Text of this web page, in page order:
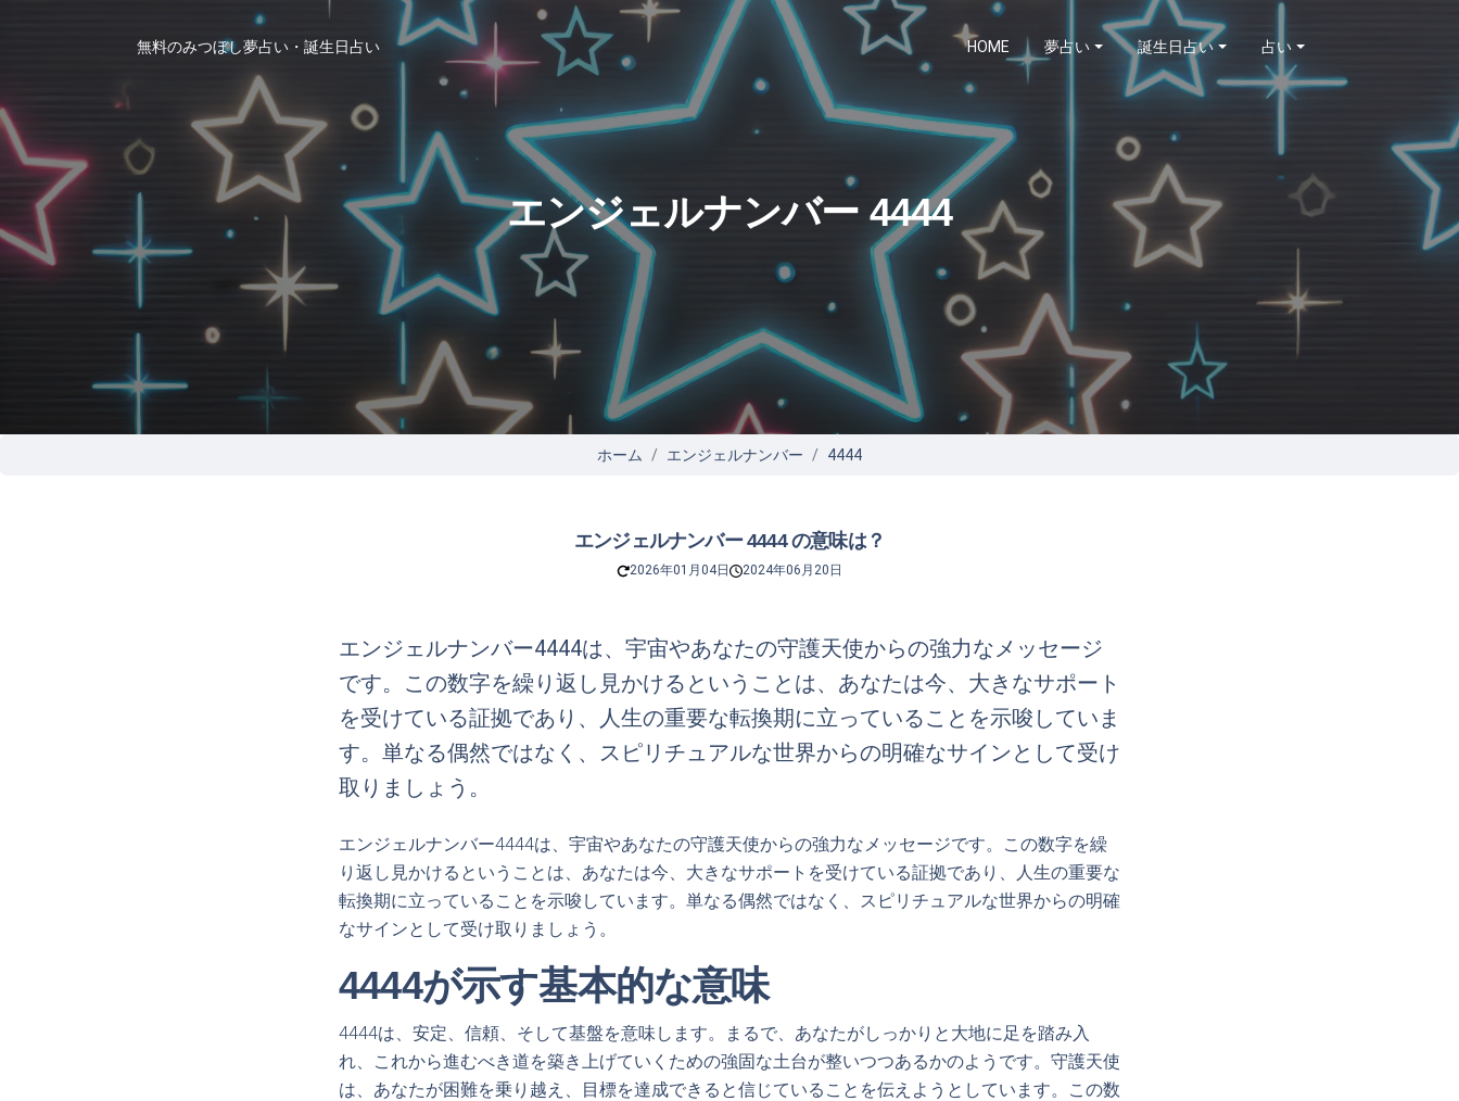
無料のみつぼし夢占い・誕生日占い HOME 夢占い 誕生日占い 占い
エンジェルナンバー 4444
ホーム エンジェルナンバー 4444
エンジェルナンバー 4444 の意味は？
2026年01月04日 2024年06月20日
エンジェルナンバー4444は、宇宙やあなたの守護天使からの強力なメッセージ
です。この数字を繰り返し見かけるということは、あなたは今、大きなサポート
を受けている証拠であり、人生の重要な転換期に立っていることを示唆していま
す。単なる偶然ではなく、スピリチュアルな世界からの明確なサインとして受け
取りましょう。
エンジェルナンバー4444は、宇宙やあなたの守護天使からの強力なメッセージです。この数字を繰
り返し見かけるということは、あなたは今、大きなサポートを受けている証拠であり、人生の重要な
転換期に立っていることを示唆しています。単なる偶然ではなく、スピリチュアルな世界からの明確
なサインとして受け取りましょう。
4444が示す基本的な意味
4444は、安定、信頼、そして基盤を意味します。まるで、あなたがしっかりと大地に足を踏み入
れ、これから進むべき道を築き上げていくための強固な土台が整いつつあるかのようです。守護天使
は、あなたが困難を乗り越え、目標を達成できると信じていることを伝えようとしています。この数